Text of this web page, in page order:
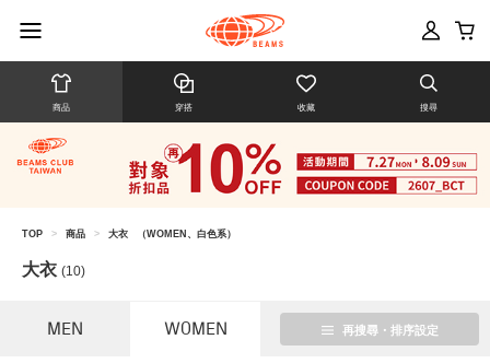
商品 穿搭 收藏 搜尋
TOP > 商品 > 大衣 （WOMEN、白色系）
大衣 (10)
MEN WOMEN 再搜尋・排序設定